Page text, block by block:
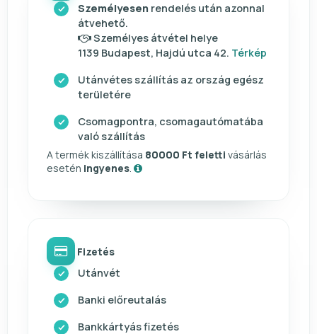
Személyesen rendelés után azonnal
átvehető.
Személyes átvétel helye
1139 Budapest, Hajdú utca 42. Térkép
Utánvétes szállítás az ország egész
területére
Csomagpontra, csomagautómatába
való szállítás
A termék kiszállítása 80000 Ft feletti vásárlás
esetén ingyenes
Fizetés
Utánvét
Banki előreutalás
Bankkártyás fizetés